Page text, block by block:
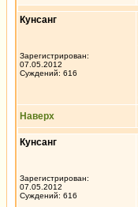
Кунсанг
Зарегистрирован:
07.05.2012
Суждений: 616
Наверх
Кунсанг
Зарегистрирован:
07.05.2012
Суждений: 616